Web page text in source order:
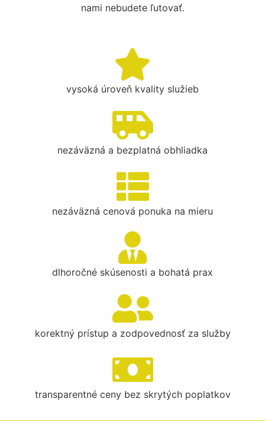
nami nebudete ľutovať.
vysoká úroveň kvality služieb
nezáväzná a bezplatná obhliadka
nezáväzná cenová ponuka na mieru
dlhoročné skúsenosti a bohatá prax
korektný prístup a zodpovednosť za služby
transparentné ceny bez skrytých poplatkov